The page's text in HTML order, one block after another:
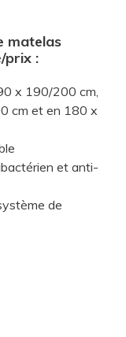
matelas
prix :
x 190/200 cm,
cm et en 180 x
et anti-
de